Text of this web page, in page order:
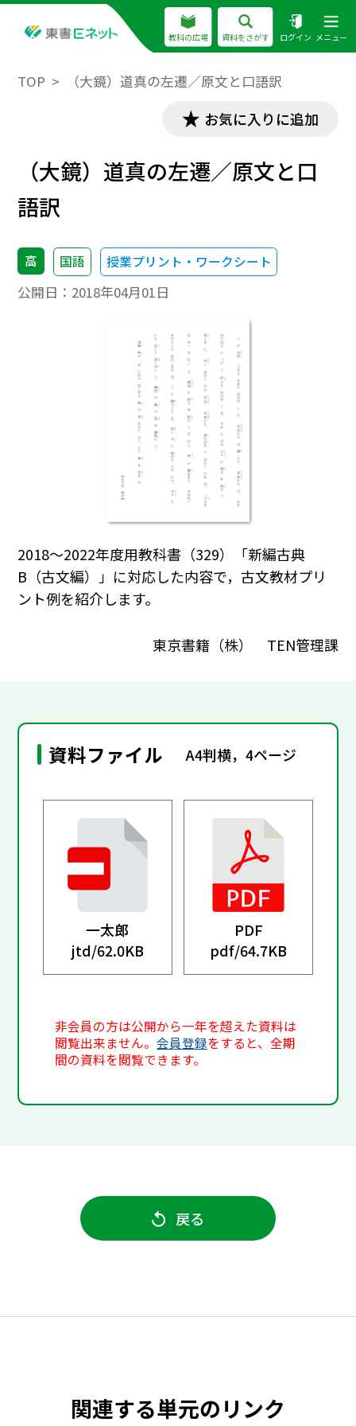
教科の広場 資料をさがす ログイン メニュー
TOP （大鏡）道真の左遷／原文と口語訳
お気に入りに追加
（大鏡）道真の左遷／原文と口
語訳
高 国語 授業プリント・ワークシート
公開日： 2018年04月01日
2018～2022年度用教科書（329）「新編古典
B（古文編）」に対応した内容で，古文教材プリ
ント例を紹介します。
東京書籍（株） TEN管理課
資料ファイル A4判横，4ページ
一太郎
jtd/62.0KB
PDF
pdf/64.7KB
非会員の方は公開から一年を超えた資料は
閲覧出来ません。会員登録をすると、全期
間の資料を閲覧できます。
戻る
関連する単元のリンク